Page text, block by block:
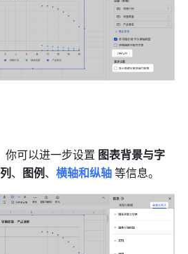
你可以进一步设置 图表背景与字
、 图例、横轴和纵轴等信息。